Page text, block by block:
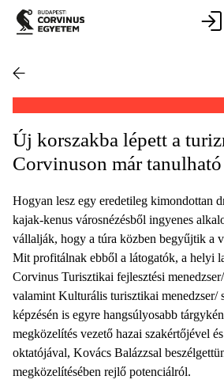
Új korszakba lépett a
Corvinuson már tanulható
Hogyan lesz egy eredetileg kimondottan
kajak-kenus városnézésből ingyenes
vállalják, hogy a túra közben begyűjtik a
Mit profitálnak ebből a látogatók, a helyi
Corvinus Turisztikai fejlesztési
valamint Kulturális turisztikai menedzser/
képzésén is egyre hangsúlyosabb
megközelítés vezető hazai szakértőjével
oktatójával, Kovács Balázzsal
megközelítésében rejlő potenciálról.